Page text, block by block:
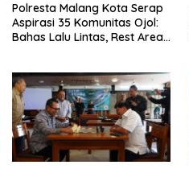
Polresta Malang Kota Serap
Aspirasi 35 Komunitas Ojol:
Bahas Lalu Lintas, Rest Area,